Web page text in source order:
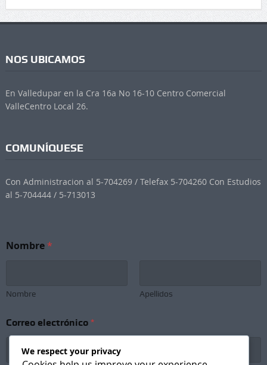
NOS UBICAMOS
En Valledupar en la Cra 16a No 16-10 Centro Comercial
ValleCentro Local 26.
COMUNÍQUESE
Con Administracion al 5-704269 / Telefax 5-704260 Con Estudios
al 5-704444 / 5-713013
o
o
r
Nombre*
Nombre Apellidos
Correo electrónico *
We respect your privacy